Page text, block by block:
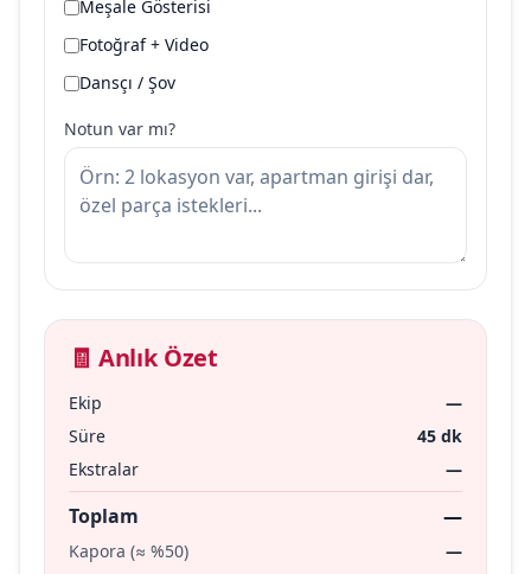
Meşale Gösterisi
Fotoğraf + Video
Dansçı / Şov
Notun var mı?
🧾 Anlık Özet
Ekip
—
Süre
45 dk
Ekstralar
—
Toplam —
Kapora (≈ %50) —